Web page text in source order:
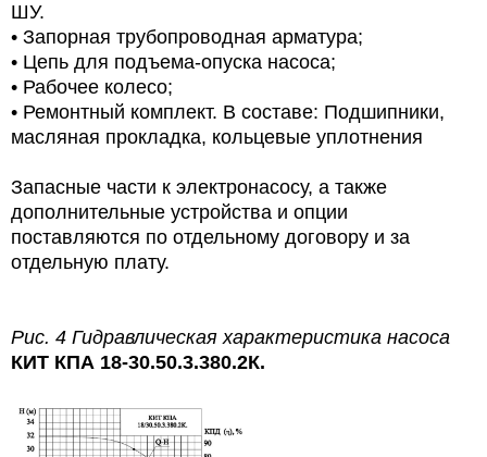
ШУ.
• Запорная трубопроводная арматура;
• Цепь для подъема-опуска насоса;
• Рабочее колесо;
• Ремонтный комплект. В составе: Подшипники,
масляная прокладка, кольцевые уплотнения
Запасные части к электронасосу, а также
дополнительные устройства и опции
поставляются по отдельному договору и за
отдельную плату.
Рис. 4 Гидравлическая характеристика насоса
КИТ КПА 18-30.50.3.380.2К.